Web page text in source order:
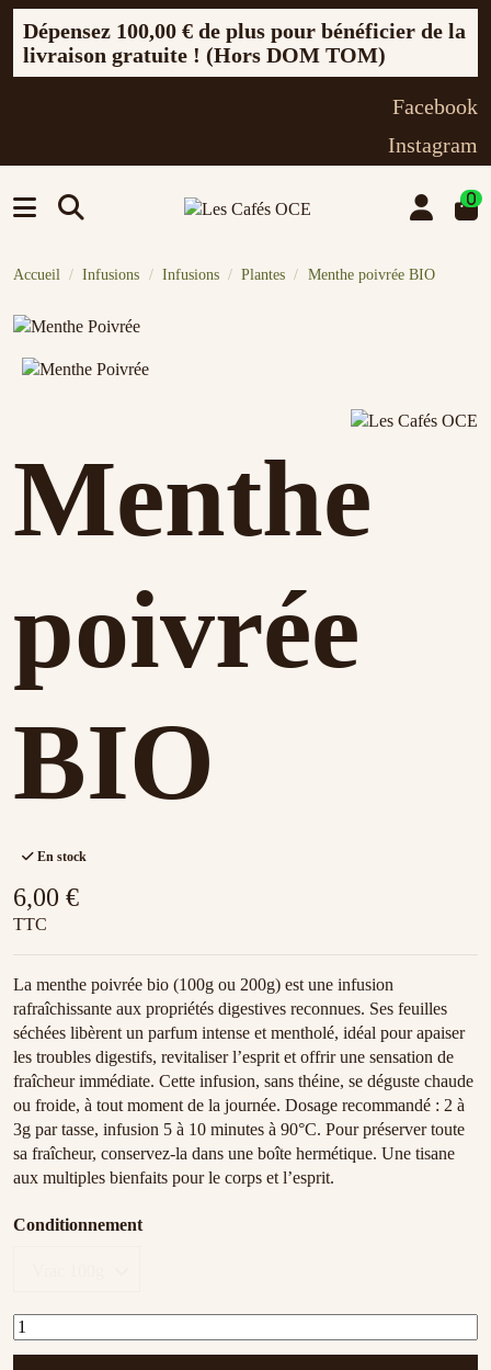
Dépensez 100,00 € de plus pour bénéficier de la
livraison gratuite ! (Hors DOM TOM)
Facebook
Instagram
0
Accueil Infusions Infusions Plantes Menthe poivrée BIO
Menthe
poivrée
BIO
En stock
6,00 €
TTC
La menthe poivrée bio (100g ou 200g) est une infusion
rafraîchissante aux propriétés digestives reconnues. Ses feuilles
séchées libèrent un parfum intense et mentholé, idéal pour apaiser
les troubles digestifs, revitaliser l’esprit et offrir une sensation de
fraîcheur immédiate. Cette infusion, sans théine, se déguste chaude
ou froide, à tout moment de la journée. Dosage recommandé : 2 à
3g par tasse, infusion 5 à 10 minutes à 90°C. Pour préserver toute
sa fraîcheur, conservez-la dans une boîte hermétique. Une tisane
aux multiples bienfaits pour le corps et l’esprit.
Conditionnement